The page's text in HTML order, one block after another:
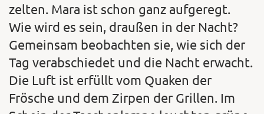
zelten. Mara ist schon ganz aufgeregt.
Wie wird es sein, draußen in der Nacht?
Gemeinsam beobachten sie, wie sich der
Tag verabschiedet und die Nacht erwacht.
Die Luft ist erfüllt vom Quaken der
Frösche und dem Zirpen der Grillen. Im